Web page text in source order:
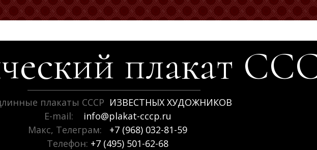
плакат
плакаты СССР ИЗВЕСТНЫХ ХУДОЖНИКОВ
E-mail:
info@plakat-cccp.ru
Макс, Телеграм:
+7 (968) 032-81-59
Телефон: +7 (495) 501-62-68